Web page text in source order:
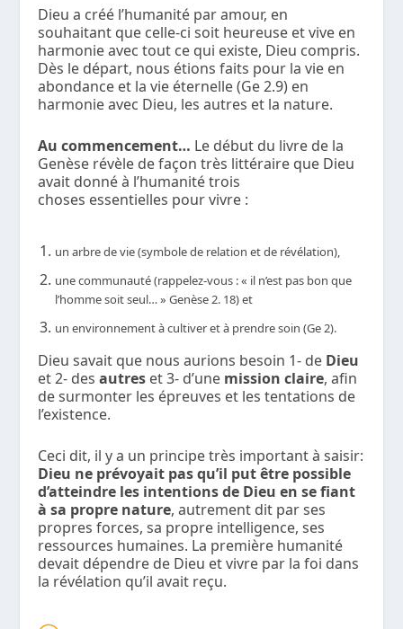
Dieu a créé l’humanité par amour, en
souhaitant que celle-ci soit heureuse et vive en
harmonie avec tout ce qui existe, Dieu compris.
Dès le départ, nous étions faits pour la vie en
abondance et la vie éternelle (Ge 2.9) en
harmonie avec Dieu, les autres et la nature.
Au commencement… Le début du livre de la
Genèse révèle de façon très littéraire que Dieu
avait donné à l’humanité trois
choses essentielles pour vivre :
un arbre de vie (symbole de relation et de révélation),
une communauté (rappelez-vous : « il n’est pas bon que
l’homme soit seul… » Genèse 2. 18) et
un environnement à cultiver et à prendre soin (Ge 2).
Dieu savait que nous aurions besoin 1- de Dieu
et 2- desautres et 3- d’une mission claire, afin
de surmonter les épreuves et les tentations de
l’existence.
Ceci dit, il y a un principe très important à saisir:
Dieu ne prévoyait pas qu’il put être possible
d’atteindre les intentions de Dieu en se fiant
à sa propre nature, autrement dit par ses
propres forces, sa propre intelligence, ses
ressources humaines. La première humanité
devait dépendre de Dieu et vivre par la foi dans
la révélation qu’il avait reçu.